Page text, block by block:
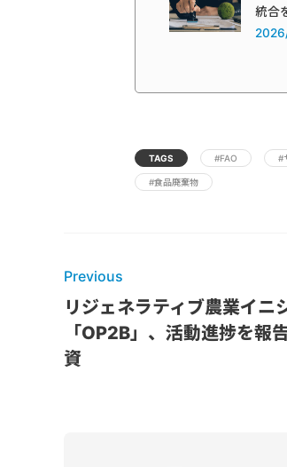
統合
TAGS #FAO #
#食品廃棄物
Previous
リジェネラティブ農業イニ
「OP2B」、活動進捗を報
資